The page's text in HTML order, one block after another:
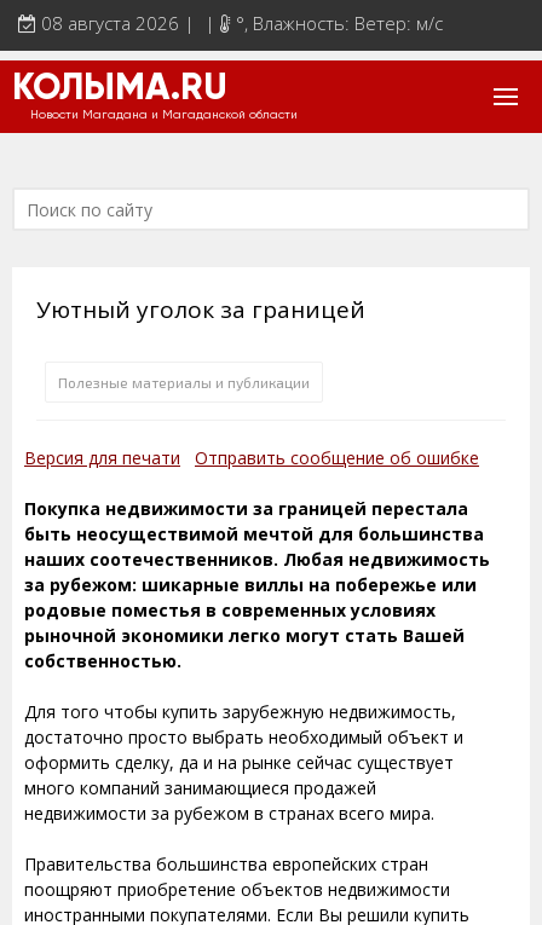
08 августа 2026 | | °, Влажность: Ветер: м/с
КОЛЫМА.RU
Новости Магадана и Магаданской области
Уютный уголок за границей
Полезные материалы и публикации
Версия для печати Отправить сообщение об ошибке
Покупка недвижимости за границей перестала
быть неосуществимой мечтой для большинства
наших соотечественников. Любая недвижимость
за рубежом: шикарные виллы на побережье или
родовые поместья в современных условиях
рыночной экономики легко могут стать Вашей
собственностью.
Для того чтобы купить зарубежную недвижимость,
достаточно просто выбрать необходимый объект и
оформить сделку, да и на рынке сейчас существует
много компаний занимающиеся продажей
недвижимости за рубежом в странах всего мира.
Правительства большинства европейских стран
поощряют приобретение объектов недвижимости
иностранными покупателями. Если Вы решили купить